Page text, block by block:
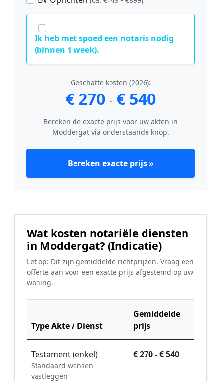
Ik heb met spoed een notaris nodig
(binnen 1 week).
Geschatte kosten (2026):
€ 270 - € 540
Bereken de exacte prijs voor uw akten in
Moddergat via onderstaande knop.
Bereken exacte prijs »
Wat kosten notariële diensten
in Moddergat? (Indicatie)
Let op: Dit zijn gemiddelde richtprijzen. Vraag een
offerte aan voor een exacte prijs afgestemd op uw
woning.
Type Akte / Dienst
Gemiddelde
prijs
Testament (enkel)
Standaard wensen
vastleggen
€ 270 - € 540